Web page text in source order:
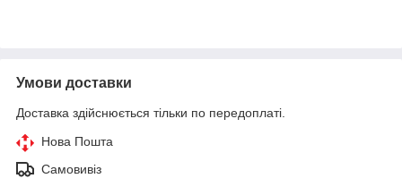
Умови доставки
Доставка здійснюється тільки по передоплаті.
Нова Пошта
Самовивіз